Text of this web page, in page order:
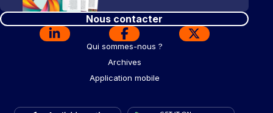
Nous contacter
Qui sommes-nous ?
Archives
Application mobile